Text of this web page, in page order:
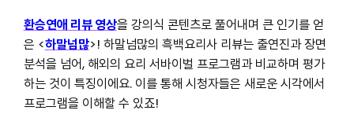
환승연애 리뷰 영상을 강의식 콘텐츠로 풀어내며 큰 인기를 얻
은 <하말넘많>! 하말넘많의 흑백요리사 리뷰는 출연진과 장면
분석을 넘어, 해외의 요리 서바이벌 프로그램과 비교하며 평가
하는 것이 특징이에요. 이를 통해 시청자들은 새로운 시각에서
프로그램을 이해할 수 있죠!